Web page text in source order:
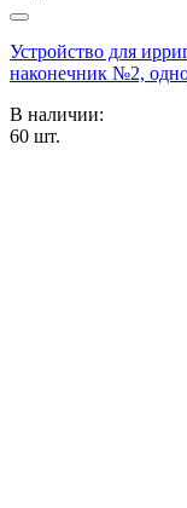
Устройство для
наконечник №2,
В наличии:
60 шт.